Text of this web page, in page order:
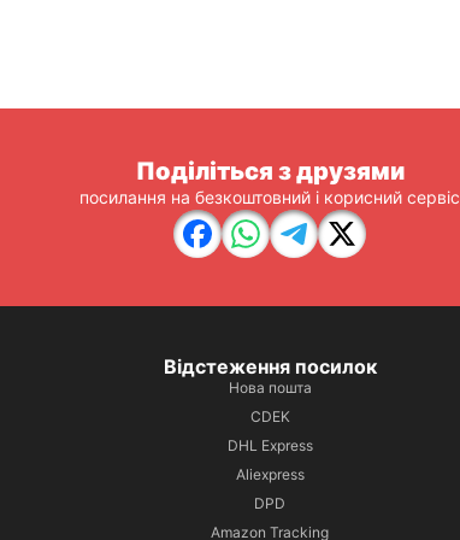
Поділіться з друзями
посилання на безкоштовний і корисний сервіс
Відстеження посилок
Нова пошта
CDEK
DHL Express
Aliexpress
DPD
Amazon Tracking